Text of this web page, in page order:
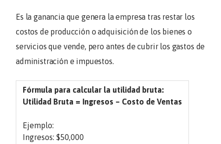
Es la ganancia que genera la empresa tras restar los
costos de producción o adquisición de los bienes o
servicios que vende, pero antes de cubrir los gastos de
administración e impuestos.
Fórmula para calcular la utilidad bruta:
Utilidad Bruta = Ingresos – Costo de Ventas
Ejemplo:
Ingresos: $50,000